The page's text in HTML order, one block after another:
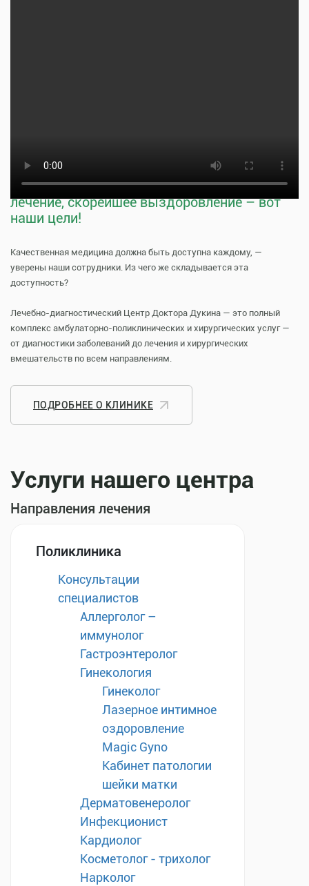
Тщательная профилактика, качественное
лечение, скорейшее выздоровление – вот
наши цели!
Качественная медицина должна быть доступна каждому, —
уверены наши сотрудники. Из чего же складывается эта
доступность?
Лечебно-диагностический Центр Доктора Дукина — это полный
комплекс амбулаторно-поликлинических и хирургических услуг —
от диагностики заболеваний до лечения и хирургических
вмешательств по всем направлениям.
ПОДРОБНЕЕ О КЛИНИКЕ
Услуги нашего центра
Направления лечения
Поликлиника
Консультации
специалистов
Аллерголог –
иммунолог
Гастроэнтеролог
Гинекология
Гинеколог
Лазерное интимное
оздоровление
Magic Gyno
Кабинет патологии
шейки матки
Дерматовенеролог
Инфекционист
Кардиолог
Косметолог - трихолог
Нарколог